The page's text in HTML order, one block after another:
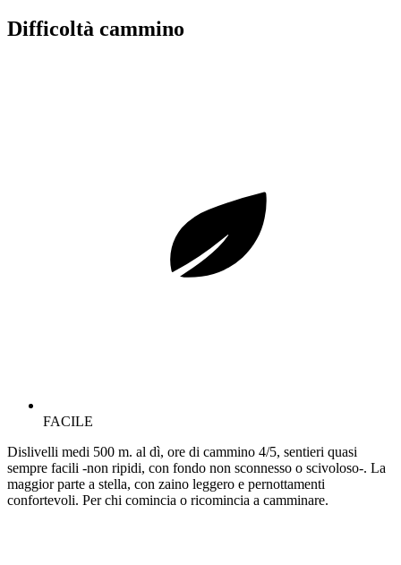
Difficoltà cammino
FACILE
Dislivelli medi 500 m. al dì, ore di cammino 4/5, sentieri quasi
sempre facili -non ripidi, con fondo non sconnesso o scivoloso-. La
maggior parte a stella, con zaino leggero e pernottamenti
confortevoli. Per chi comincia o ricomincia a camminare.